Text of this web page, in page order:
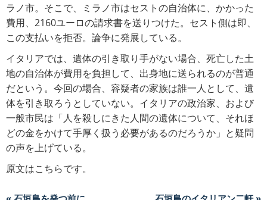
ラノ市。そこで、ミラノ市はセストの自治体に、かかった
費用、2160ユーロの請求書を送りつけた。セスト側は即、
この支払いを拒否。論争に発展している。
イタリアでは、遺体の引き取り手がない場合、死亡した土
地の自治体が費用を負担して、出身地に送られるのが普通
だという。今回の場合、容疑者の家族は誰一人として、遺
体を引き取ろうとしていない。イタリアの政治家、および
一般市民は「人を殺しにきた人間の遺体について、それほ
どの金をかけて手厚く扱う必要があるのだろうか」と疑問
の声を上げている。
原文はこちらです。